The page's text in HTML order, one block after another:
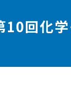
10回化